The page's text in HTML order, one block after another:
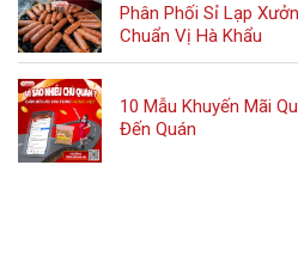
Phân Phối Sỉ Lạp Xưởng Nướng Đá Bình Dương
Chuẩn Vị Hà Khẩu
10 Mẫu Khuyến Mãi Quán Cafe Tăng Lượng Khách
Đến Quán